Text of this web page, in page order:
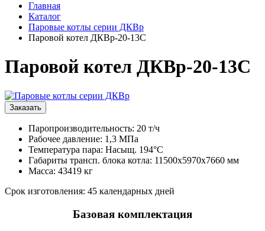
Главная
Каталог
Паровые котлы серии ДКВр
Паровой котел ДКВр-20-13С
Паровой котел ДКВр-20-13С
Заказать
Паропроизводительность: 20 т/ч
Рабочее давление: 1,3 МПа
Температура пара: Насыщ. 194°С
Габариты трансп. блока котла: 11500х5970х7660 мм
Масса: 43419 кг
Срок изготовления: 45 календарных дней
Базовая комплектация